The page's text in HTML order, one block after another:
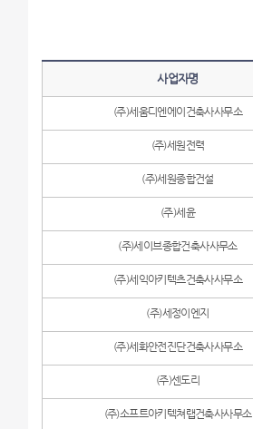
사업자명
(주)세움디엔에이건축사사무소
(주)세원전력
(주)세원종합건설
(주)세윤
(주)세이브종합건축사사무소
(주)세익아키텍츠건축사사무소
(주)세정이엔지
(주)세화안전진단건축사사무소
(주)센도리
(주)소프트아키텍쳐랩건축사사무소